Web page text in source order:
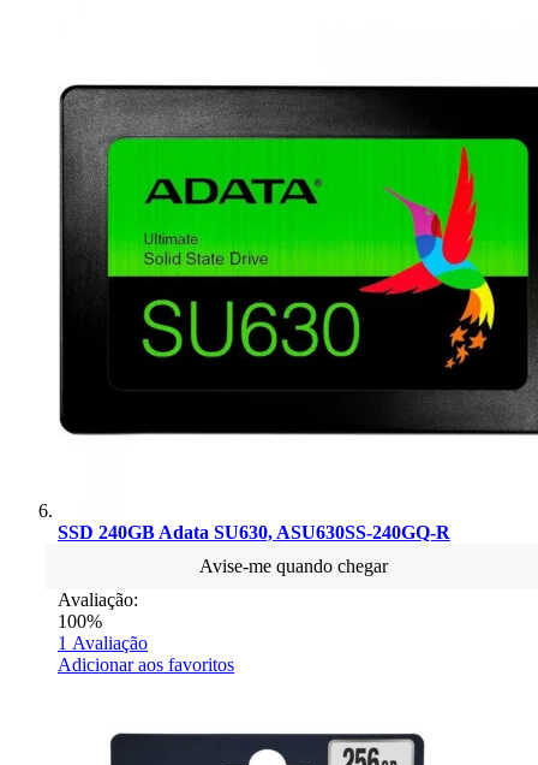
SSD 240GB Adata SU630, ASU630SS-240GQ-R
Avise-me quando chegar
Avaliação:
100%
1 Avaliação
Adicionar aos favoritos